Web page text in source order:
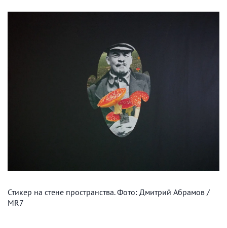
Стикер на стене пространства. Фото: Дмитрий Абрамов /
MR7